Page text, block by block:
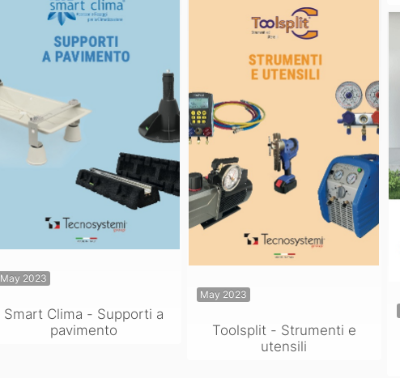
May 2023
Smart Clima - Supporti a
pavimento
May 2023
Toolsplit - Strumenti e
utensili